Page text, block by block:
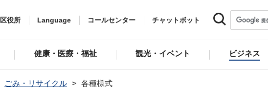
区役所 Language コールセンター チャットボット
健康・医療・福祉 観光・イベント ビジネス
ごみ・リサイクル 各種様式